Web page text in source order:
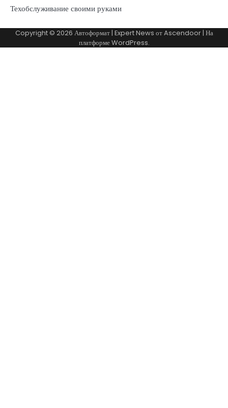
Техобслуживание своими руками
Copyright © 2026 Автоформат| Expert News отAscendoor| На
платформеWordPress.